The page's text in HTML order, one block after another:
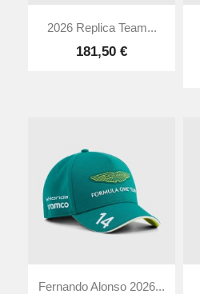
2026 Replica Team...
181,50 €
Fernando Alonso 2026...